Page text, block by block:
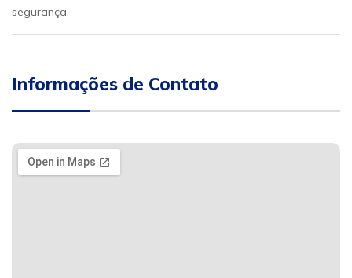
segurança.
Informações de Contato